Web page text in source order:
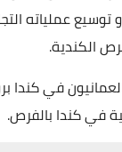
عملياته
الكندية.
في كندا
في كندا بالفرص.